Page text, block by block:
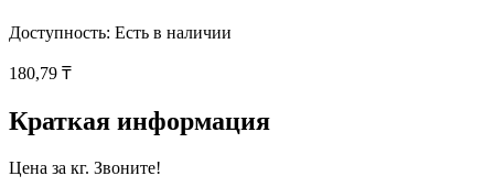
Доступность: Есть в наличии
180,79 ₸
Краткая информация
Цена за кг. Звоните!